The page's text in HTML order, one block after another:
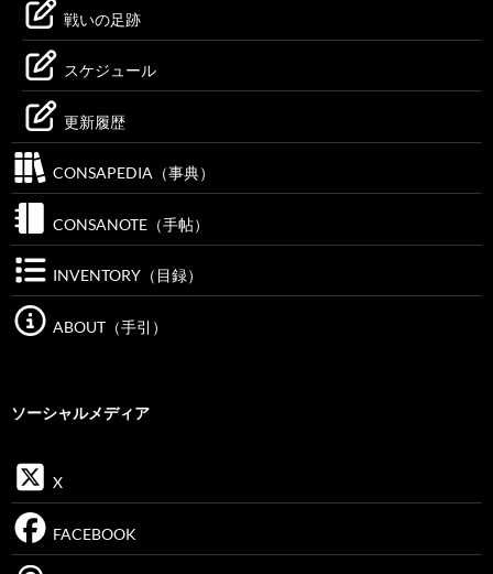
戦いの足跡
スケジュール
更新履歴
CONSAPEDIA（事典）
CONSANOTE（手帖）
INVENTORY（目録）
ABOUT（手引）
ソーシャルメディア
X
FACEBOOK